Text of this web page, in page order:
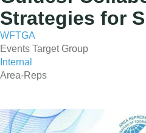
Strategies for
WFTGA
Events Target Group
Internal
Area-Reps